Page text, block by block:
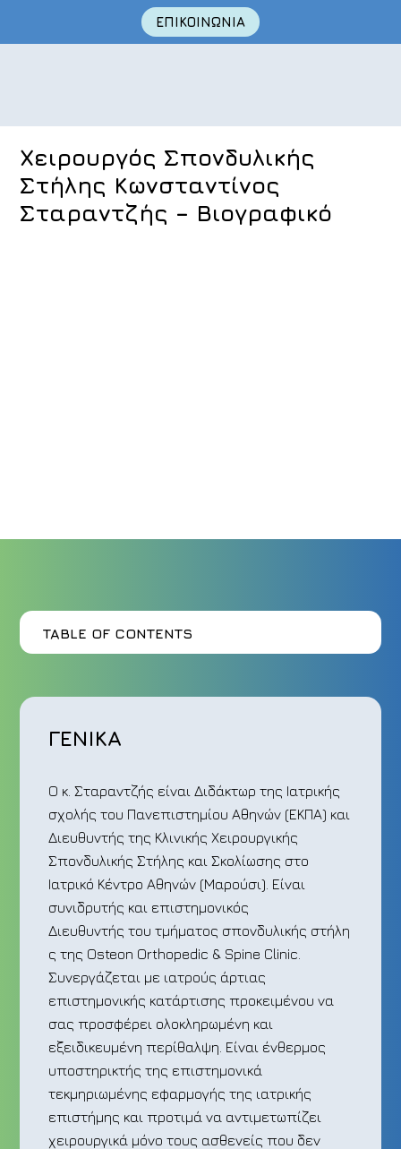
Skip
content
ΕΠΙΚΟΙΝΩΝΙΑ
Χειρουργός Σπονδυλικής
Στήλης Κωνσταντίνος
Σταραντζής – Βιογραφικό
ΓΕΝΙΚΑ
Ο κ. Σταραντζής είναι Διδάκτωρ της Ιατρικής
σχολής του Πανεπιστημίου Αθηνών (ΕΚΠΑ) και
Διευθυντής της Κλινικής Χειρουργικής
Σπονδυλικής Στήλης και Σκολίωσης στο
Ιατρικό Κέντρο Αθηνών (Μαρούσι). Είναι
συνιδρυτής και επιστημονικός
Διευθυντής του τμήματος σπονδυλικής στήλη
ς της Osteon Orthopedic & Spine Clinic.
Συνεργάζεται με ιατρούς άρτιας
επιστημονικής κατάρτισης προκειμένου να
σας προσφέρει ολοκληρωμένη και
εξειδικευμένη περίθαλψη. Είναι ένθερμος
υποστηρικτής της επιστημονικά
τεκμηριωμένης εφαρμογής της ιατρικής
επιστήμης και προτιμά να αντιμετωπίζει
χειρουργικά μόνο τους ασθενείς που δεν
TABLE OF CONTENTS